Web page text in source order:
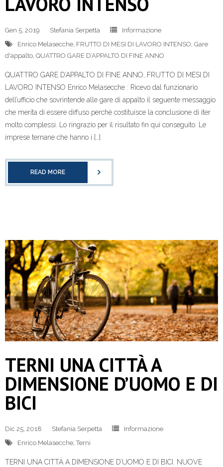
Gen 5, 2019 Stefania Serpetta
Informazione
Enrico Melasecche FRUTTO DI MESI DI LAVORO INTENSO Gare
d'appalto QUATTRO GARE D’APPALTO DI FINE ANNO
QUATTRO GARE D’APPALTO DI FINE ANNO, FRUTTO DI MESI DI
LAVORO INTENSO Enrico Melasecche : Ricevo dal funzionario
dell’ufficio che sovrintende alle gare di appalto il seguente messaggio
che merita di essere diffuso perchè costituisce la conclusione di iter
molto complessi. Lo ringrazio per il risultato fin qui conseguito. Le
imprese ternane che hanno i […]
READ MORE
TERNI UNA CITTÀ A
DIMENSIONE D’UOMO E DI
BICI
Dic 25, 2018 Stefania Serpetta
Informazione
Enrico Melasecche,Terni
TERNI UNA CITTÀ A DIMENSIONE D’UOMO E DI BICI. NUOVE